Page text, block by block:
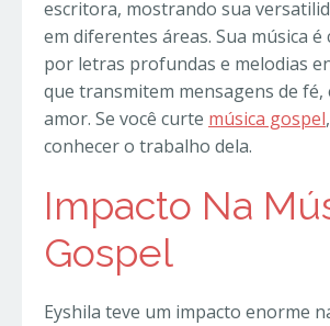
escritora, mostrando sua
em diferentes áreas. Sua música é
por letras profundas e melodias
que transmitem mensagens de fé,
amor. Se você curte música gospel
conhecer o trabalho dela.
Impacto Na
Gospel
Eyshila teve um impacto enorme